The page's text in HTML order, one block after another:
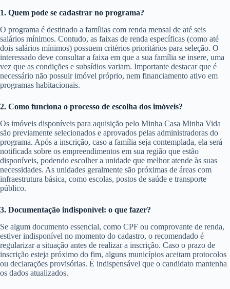
1. Quem pode se cadastrar no programa?
O programa é destinado a famílias com renda mensal de até seis
salários mínimos. Contudo, as faixas de renda específicas (como até
dois salários mínimos) possuem critérios prioritários para seleção. O
interessado deve consultar a faixa em que a sua família se insere, uma
vez que as condições e subsídios variam. Importante destacar que é
necessário não possuir imóvel próprio, nem financiamento ativo em
programas habitacionais.
2. Como funciona o processo de escolha dos imóveis?
Os imóveis disponíveis para aquisição pelo Minha Casa Minha Vida
são previamente selecionados e aprovados pelas administradoras do
programa. Após a inscrição, caso a família seja contemplada, ela será
notificada sobre os empreendimentos em sua região que estão
disponíveis, podendo escolher a unidade que melhor atende às suas
necessidades. As unidades geralmente são próximas de áreas com
infraestrutura básica, como escolas, postos de saúde e transporte
público.
3. Documentação indisponível: o que fazer?
Se algum documento essencial, como CPF ou comprovante de renda,
estiver indisponível no momento do cadastro, o recomendado é
regularizar a situação antes de realizar a inscrição. Caso o prazo de
inscrição esteja próximo do fim, alguns municípios aceitam protocolos
ou declarações provisórias. É indispensável que o candidato mantenha
os dados atualizados.